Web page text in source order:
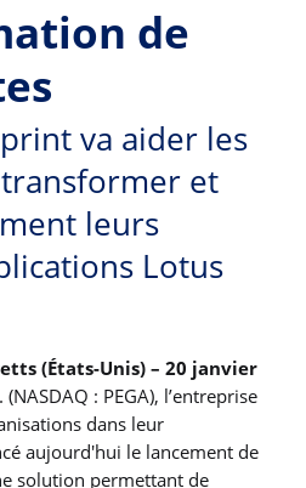
de
va aider les
et
leurs
Lotus
(États-Unis) – 20 janvier
. (NASDAQ : PEGA), l’entreprise
dans leur
aujourd'hui le lancement de
solution permettant de